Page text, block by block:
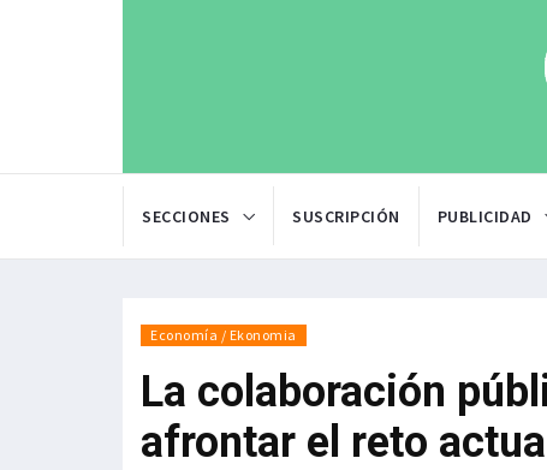
SECCIONES SUSCRIPCIÓN PUBLICIDAD
Economía / Ekonomia
La colaboración
afrontar el reto